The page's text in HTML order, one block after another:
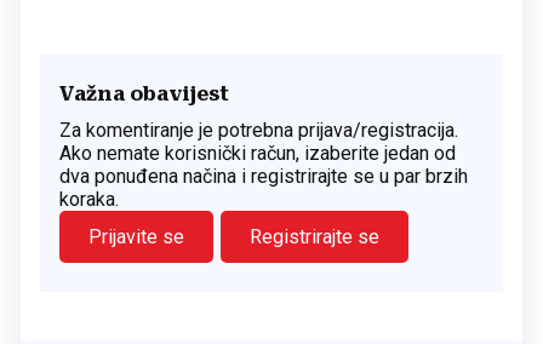
Važna obavijest
Za komentiranje je potrebna prijava/registracija.
Ako nemate korisnički račun, izaberite jedan od
dva ponuđena načina i registrirajte se u par brzih
koraka.
Prijavite se
Registrirajte se